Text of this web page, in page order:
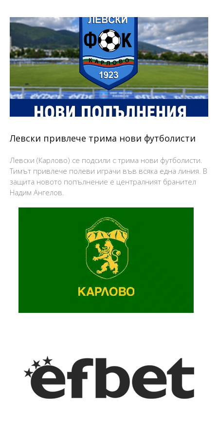
Левски привлече трима нови футболисти
Левски (Карлово) се подсили с трима нови футболисти.
Тимът привлече полеви играчи във всяка една линия. В
защита новото попълнение е централният бранител
Надим Ангелов.